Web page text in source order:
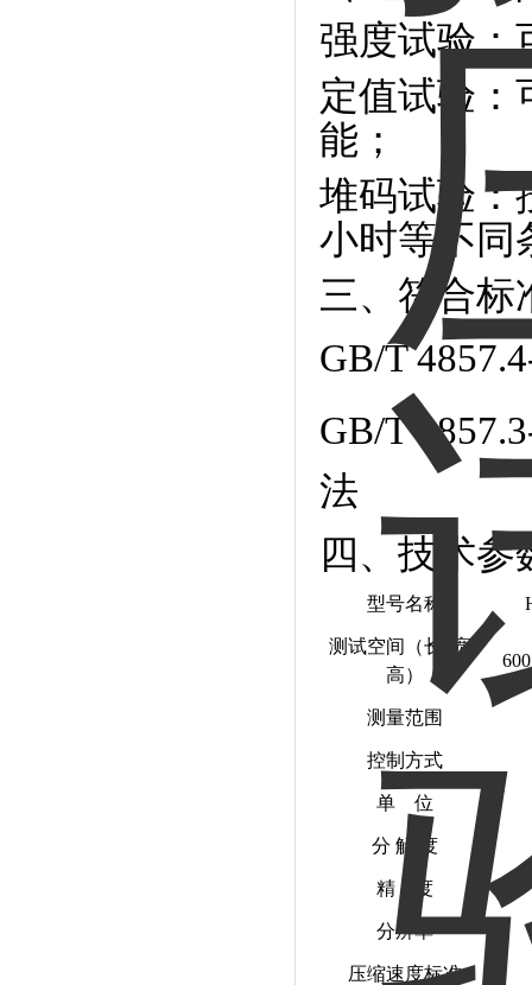
强度试验：
定值试验：
能；
堆码试验：
小时等不同
三、符合标
GB/T
GB/T
法
四、技术参
型号名称
测试空间（长*宽*
高）
测量范围
控制方式
单 位
分 解 度
精 度
分辨率
压缩速度标准